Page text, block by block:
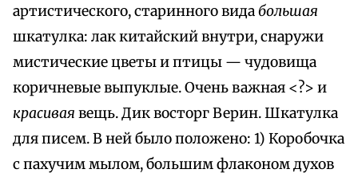
артистического, старинного видабольшая
шкатулка: лак китайский внутри, снаружи
мистические цветы и птицы — чудовища
коричневые выпуклые. Очень важная <?> и
красивая вещь. Дик восторг Верин. Шкатулка
для писем. В ней было положено: 1) Коробочка
с пахучим мылом, большим флаконом духов